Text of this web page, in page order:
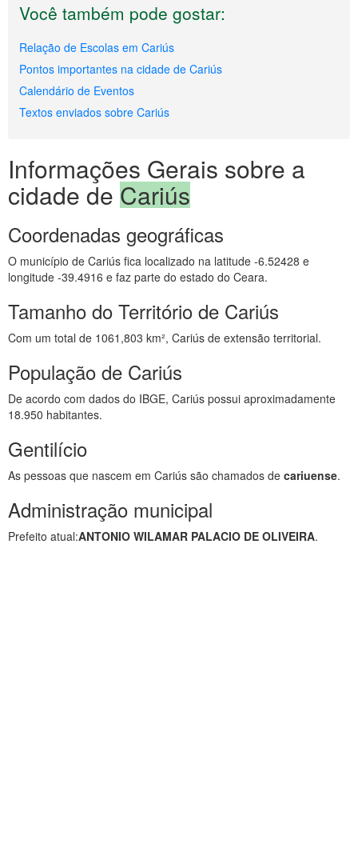
Você também pode gostar:
Relação de Escolas em Cariús
Pontos importantes na cidade de Cariús
Calendário de Eventos
Textos enviados sobre Cariús
Informações Gerais sobre a
cidade de Cariús
Coordenadas geográficas
O município de Cariús fica localizado na latitude -6.52428 e
longitude -39.4916 e faz parte do estado do Ceara.
Tamanho do Território de Cariús
Com um total de 1061,803 km², Cariús de extensão territorial.
População de Cariús
De acordo com dados do IBGE, Cariús possui aproximadamente
18.950 habitantes.
Gentilício
As pessoas que nascem em Cariús são chamados de cariuense.
Administração municipal
Prefeito atual:ANTONIO WILAMAR PALACIO DE OLIVEIRA.